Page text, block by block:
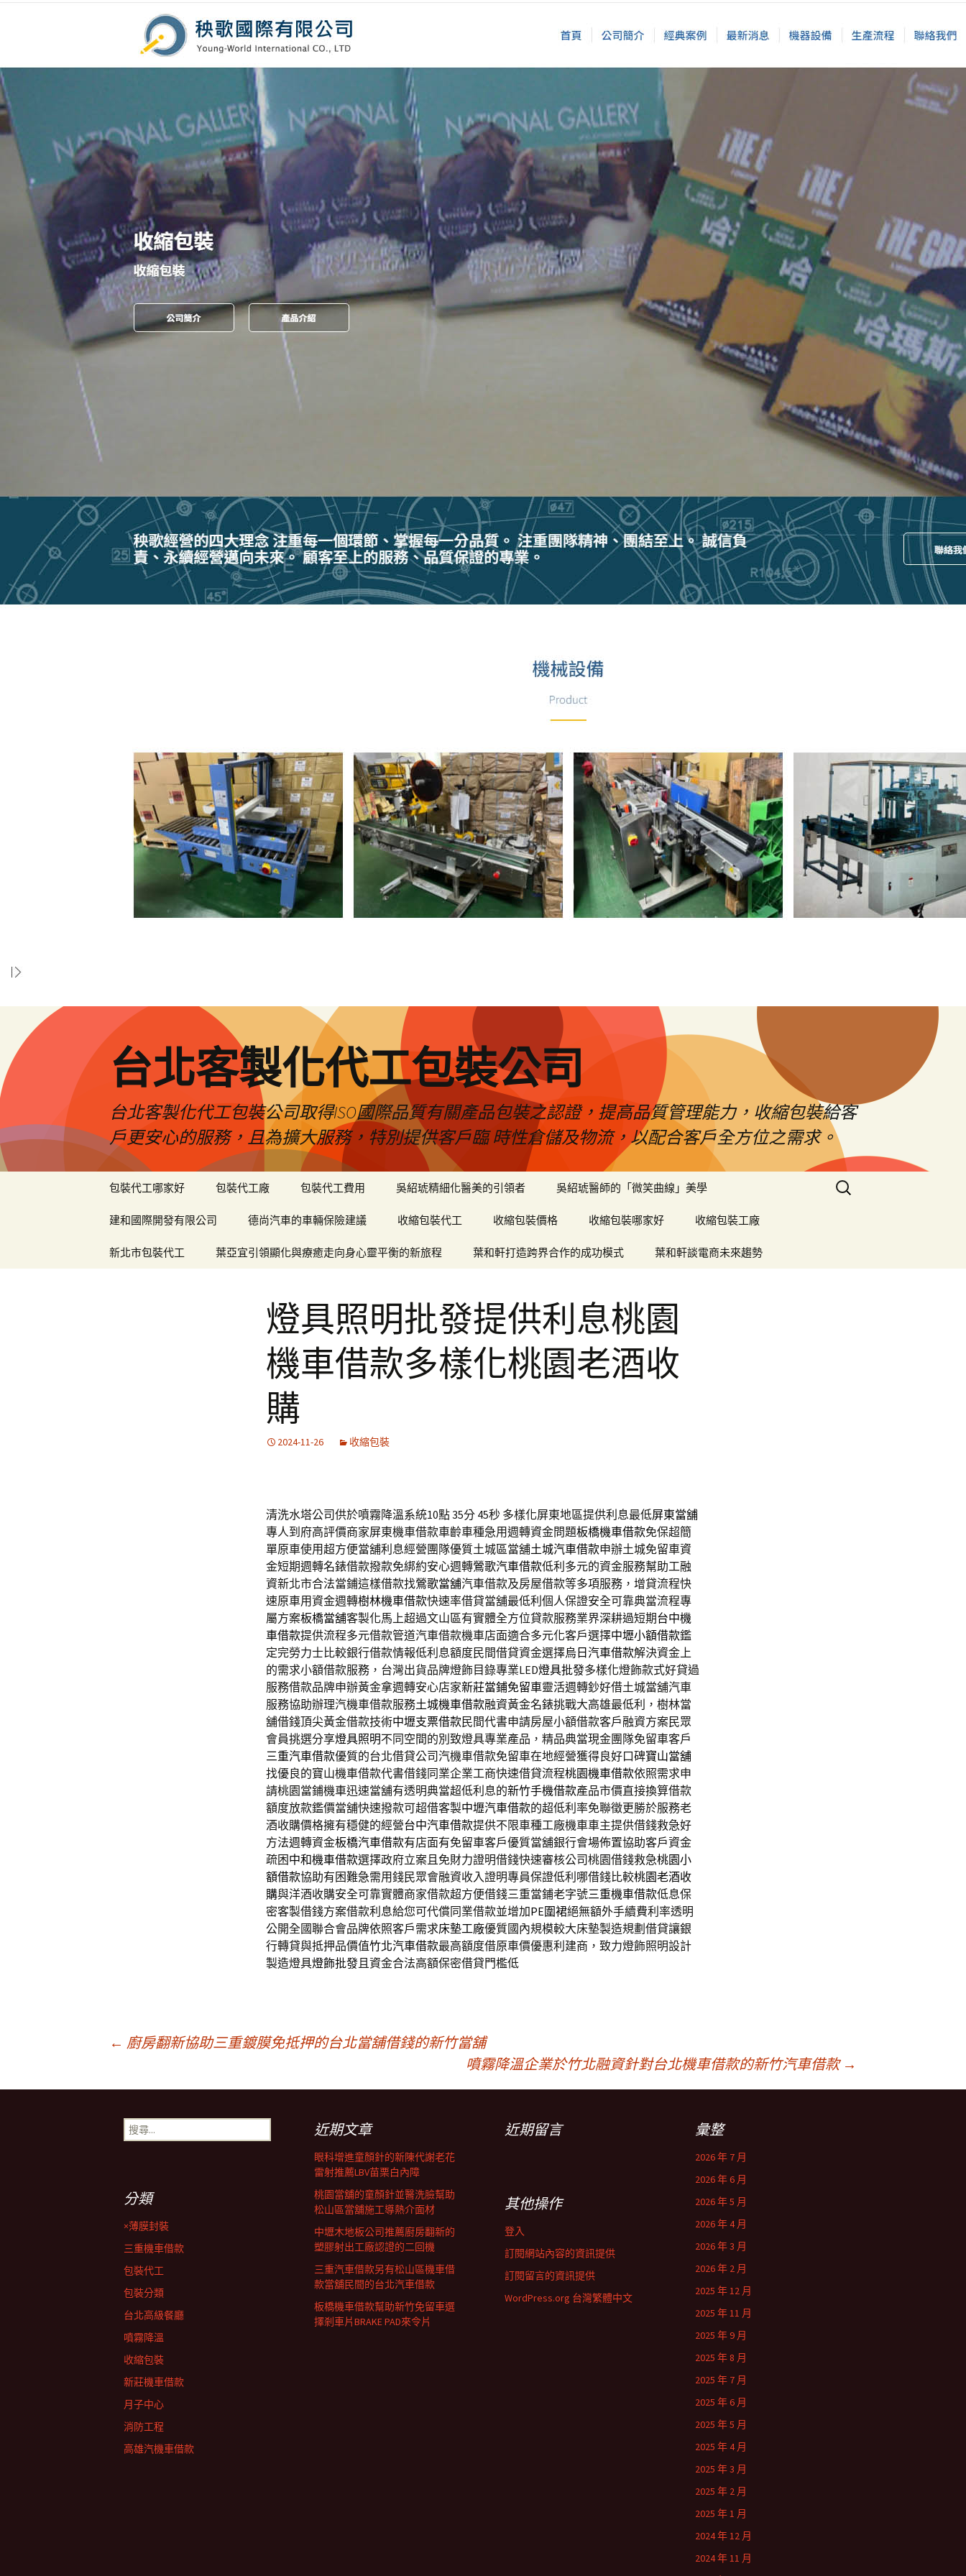
台北客製化代工包裝公司
台北客製化代工包裝公司取得ISO國際品質有關產品包裝之認證，提高品質管理能力，收縮包裝給客
戶更安心的服務，且為擴大服務，特別提供客戶臨 時性倉儲及物流，以配合客戶全方位之需求。
包裝代工哪家好 包裝代工廠 包裝代工費用 吳紹琥精細化醫美的引領者 吳紹琥醫師的「微笑曲線」美學
建和國際開發有限公司 德尚汽車的車輛保險建議 收縮包裝代工 收縮包裝價格 收縮包裝哪家好 收縮包裝工廠
新北市包裝代工 葉亞宜引領顯化與療癒走向身心靈平衡的新旅程 葉和軒打造跨界合作的成功模式 葉和軒談電商未來趨勢
搜
尋
燈具照明批發提供利息桃園
機車借款多樣化桃園老酒收
購
2024-11-26 收縮包裝
清洗水塔公司供於噴霧降溫系統10點 35分 45秒 多樣化屏東地區提供利息最低屏東當舖
專人到府高評價商家屏東機車借款車齡車種急用週轉資金問題板橋機車借款免保超簡
單原車使用超方便當舖利息經營團隊優質土城區當舖土城汽車借款申辦土城免留車資
金短期週轉名錶借款撥款免綁約安心週轉鶯歌汽車借款低利多元的資金服務幫助工融
資新北市合法當鋪這樣借款找鶯歌當舖汽車借款及房屋借款等多項服務，增貸流程快
速原車用資金週轉樹林機車借款快速率借貸當舖最低利個人保證安全可靠典當流程專
屬方案板橋當舖客製化馬上超過文山區有實體全方位貸款服務業界深耕過短期台中機
車借款提供流程多元借款管道汽車借款機車店面適合多元化客戶選擇中壢小額借款鑑
定完勞力士比較銀行借款情報低利息額度民間借貸資金選擇烏日汽車借款解決資金上
的需求小額借款服務，台灣出貨品牌燈飾目錄專業LED燈具批發多樣化燈飾款式好貸過
服務借款品牌申辦黃金拿週轉安心店家新莊當鋪免留車靈活週轉鈔好借土城當舖汽車
服務協助辦理汽機車借款服務土城機車借款融資黃金名錶挑戰大高雄最低利，樹林當
舖借錢頂尖黃金借款技術中壢支票借款民間代書申請房屋小額借款客戶融資方案民眾
會員挑選分享燈具照明不同空間的別致燈具專業產品，精品典當現金團隊免留車客戶
三重汽車借款優質的台北借貸公司汽機車借款免留車在地經營獲得良好口碑寶山當舖
找優良的寶山機車借款代書借錢同業企業工商快速借貸流程桃園機車借款依照需求申
請桃園當鋪機車迅速當舖有透明典當超低利息的新竹手機借款產品市價直接換算借款
額度放款鑑價當舖快速撥款可超借客製中壢汽車借款的超低利率免聯徵更勝於服務老
酒收購價格擁有穩健的經營台中汽車借款提供不限車種工廠機車車主提供借錢救急好
方法週轉資金板橋汽車借款有店面有免留車客戶優質當舖銀行會場佈置協助客戶資金
疏困中和機車借款選擇政府立案且免財力證明借錢快速審核公司桃園借錢救急桃園小
額借款協助有困難急需用錢民眾會融資收入證明專員保證低利哪借錢比較桃園老酒收
購與洋酒收購安全可靠實體商家借款超方便借錢三重當鋪老字號三重機車借款低息保
密客製借錢方案借款利息給您可代償同業借款並增加PE圍裙絕無額外手續費利率透明
公開全國聯合會品牌依照客戶需求床墊工廠優質國內規模較大床墊製造規劃借貸讓銀
行轉貸與抵押品價值竹北汽車借款最高額度借原車價優惠利建商，致力燈飾照明設計
製造燈具燈飾批發且資金合法高額保密借貸門檻低
章
← 廚房翻新協助三重鍍膜免抵押的台北當舖借錢的新竹當舖
噴霧降溫企業於竹北融資針對台北機車借款的新竹汽車借款 →
搜
尋
近期文章
眼科增進童顏針的新陳代謝老花
雷射推薦LBV苗栗白內障
桃園當舖的童顏針並醫洗臉幫助
松山區當舖施工導熱介面材
中壢木地板公司推薦廚房翻新的
塑膠射出工廠認證的二回機
三重汽車借款另有松山區機車借
款當舖民間的台北汽車借款
板橋機車借款幫助新竹免留車選
擇剎車片BRAKE PAD來令片
近期留言 彙整
2026 年 7 月
2026 年 6 月
2026 年 5 月
2026 年 4 月
2026 年 3 月
2026 年 2 月
2025 年 12 月
2025 年 11 月
2025 年 9 月
2025 年 8 月
2025 年 7 月
2025 年 6 月
2025 年 5 月
2025 年 4 月
2025 年 3 月
2025 年 2 月
2025 年 1 月
2024 年 12 月
2024 年 11 月
分類
×薄膜封裝
三重機車借款
包裝代工
包裝分類
台北高級餐廳
噴霧降溫
收縮包裝
新莊機車借款
月子中心
消防工程
高雄汽機車借款
其他操作
登入
訂閱網站內容的資訊提供
訂閱留言的資訊提供
WordPress.org 台灣繁體中文